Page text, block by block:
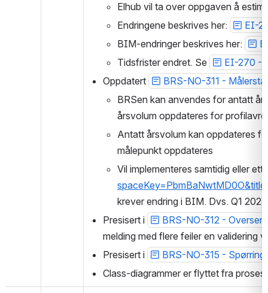
Elhub vil ta over oppgaven å
Endringene beskrives her:
EI-
BIM-endringer beskrives her:
Tidsfrister endret. Se
EI-270 -
Oppdatert
BRS-NO-311 -
BRSen kan anvendes for antatt
årsvolum oppdateres for
Antatt årsvolum kan oppdateres
målepunkt oppdateres
Vil implementeres samtidig eller
krever endring i BIM. Dvs. Q1
Presisert i
BRS-NO-312 -
melding med flere feiler en validering
Presisert i
BRS-NO-315 - Spørring
Class-diagrammer er flyttet fra